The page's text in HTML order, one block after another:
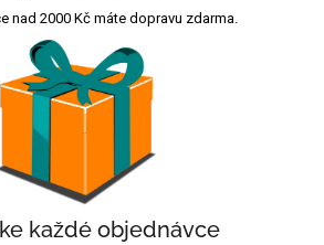
nad 2000 Kč máte dopravu zdarma.
každé objednávce